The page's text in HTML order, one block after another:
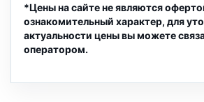
*Цены на сайте не являются
ознакомительный характер, для
актуальности цены вы можете
оператором.